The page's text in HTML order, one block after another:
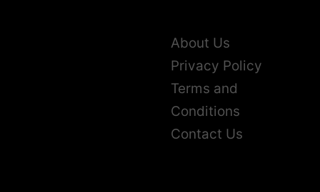
About Us
Privacy Policy
Terms and
Conditions
Contact Us